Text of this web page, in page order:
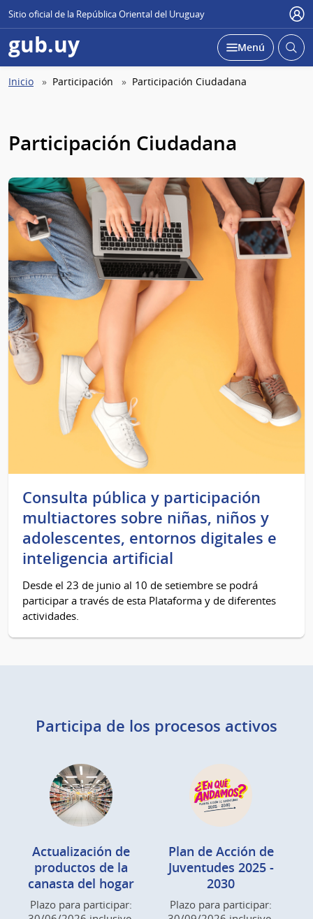
Sitio oficial de la República Oriental del Uruguay
gub.uy Abierta
Desplegar
Menú Abrir
Ruta
Inicio Participación Participación Ciudadana
Participación Ciudadana
Consulta pública y participación
multiactores sobre niñas, niños y
adolescentes, entornos digitales e
inteligencia artificial
Desde el 23 de junio al 10 de setiembre se podrá
participar a través de esta Plataforma y de diferentes
actividades.
Participa de los procesos activos
Actualización de
productos de la
canasta del hogar
Plazo para participar:
Plan de Acción de
Juventudes 2025 -
2030
Plazo para participar: